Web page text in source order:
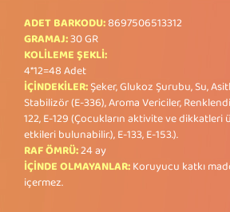
ADET BARKODU:8697506513312
GRAMAJ:30 GR
KOLİLEME ŞEKLİ:
4*12=48 Adet
İÇİNDEKİLER:Şeker, Glukoz Şurubu, Su,
Stabilizör (E-336), Aroma Vericiler,
122, E-129 (Çocukların aktivite ve
etkileri bulunabilir.), E-133, E-153.).
RAF ÖMRÜ:24 ay
İÇİNDE OLMAYANLAR:Koruyucu katkı
içermez.